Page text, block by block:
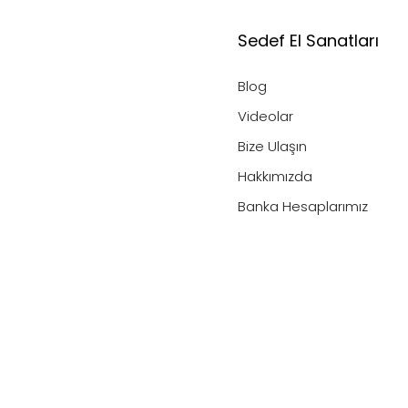
Sedef El Sanatları
Blog
Videolar
Bize Ulaşın
Hakkımızda
Banka Hesaplarımız